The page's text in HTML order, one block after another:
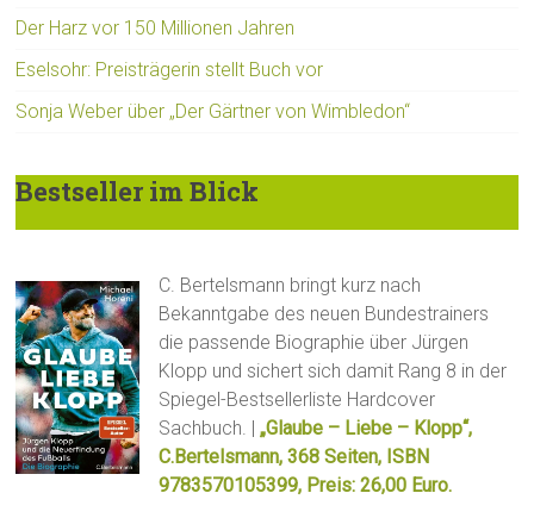
Der Harz vor 150 Millionen Jahren
Eselsohr: Preisträgerin stellt Buch vor
Sonja Weber über „Der Gärtner von Wimbledon“
Bestseller im Blick
C. Bertelsmann bringt kurz nach
Bekanntgabe des neuen Bundestrainers
die passende Biographie über Jürgen
Klopp und sichert sich damit Rang 8 in der
Spiegel-Bestsellerliste Hardcover
Sachbuch. |„Glaube – Liebe – Klopp“,
C.Bertelsmann, 368 Seiten, ISBN
9783570105399, Preis: 26,00 Euro.